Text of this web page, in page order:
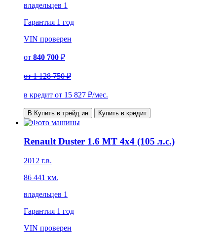
владельцев 1
Гарантия 1 год
VIN проверен
от 840 700 ₽
от1 128 750 ₽
в кредит от 15 827 ₽/мес.
В Купить в трейд ин Купить в кредит
Renault Duster 1.6 MT 4x4 (105 л.с.)
2012 г.в.
86 441 км.
владельцев 1
Гарантия 1 год
VIN проверен